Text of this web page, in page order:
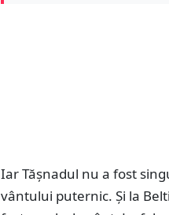
Iar Tășnadul nu a fost
vântului puternic. Și la